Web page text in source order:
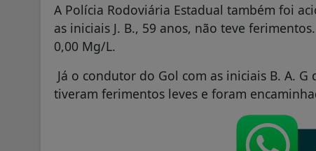
A Polícia Rodoviária Estadual também foi
as iniciais J. B., 59 anos, não teve
0,00 Mg/L.
Já o condutor do Gol com as iniciais B. A.
tiveram ferimentos leves e foram